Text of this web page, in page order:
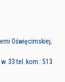
Oświęcimskiej,
33 tel. kom.: 513